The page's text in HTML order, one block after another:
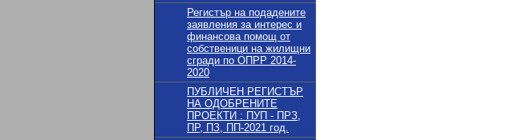
Регистър на подадените
заявления за интерес и
финансова помощ от
собственици на жилищни
сгради по ОПРР 2014-
2020
ПУБЛИЧЕН РЕГИСТЪР
НА ОДОБРЕНИТЕ
ПРОЕКТИ : ПУП - ПРЗ,
ПР, ПЗ, ПП-2021 год.